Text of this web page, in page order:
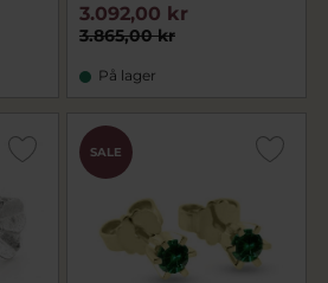
3.865,00 kr
3.092,00 kr
På lager
SALE